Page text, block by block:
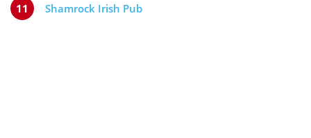
11 Shamrock Irish Pub